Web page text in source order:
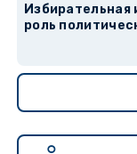
Избирательная
роль